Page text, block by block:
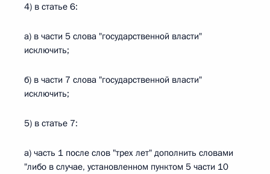
4) в статье 6:
а) в части 5 слова "государственной власти"
исключить;
б) в части 7 слова "государственной власти"
исключить;
5) в статье 7:
а) часть 1 после слов "трех лет" дополнить словами
"либо в случае, установленном пунктом 5 части 10